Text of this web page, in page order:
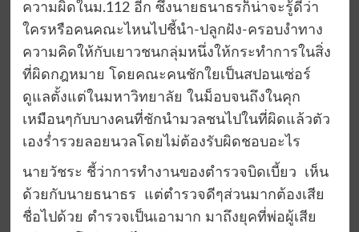
ความผิดในม.112 อีก ซึ่งนายธนาธรก็น่าจะรู้ดีว่า
ใครหรือคนคณะไหนไปชี้นำ-ปลูกฝัง-ครอบงำทาง
ความคิดให้กับเยาวชนกลุ่มหนึ่งให้กระทำการในสิ่ง
ที่ผิดกฎหมาย โดยคณะคนชักใยเป็นสปอนเซ่อร์
ดูแลตั้งแต่ในมหาวิทยาลัย ในม็อบจนถึงในคุก
เหมือนๆกับบางคนที่ชักนำมวลชนไปในที่ผิดแล้วตัว
เองร่ำรวยลอยนวลโดยไม่ต้องรับผิดชอบอะไร
นายวัชระ ชี้ว่าการทำงานของตำรวจบิดเบี้ยว เห็น
ด้วยกับนายธนาธร แต่ตำรวจดีๆส่วนมากต้องเสีย
ชื่อไปด้วย ตำรวจเป็นเอามาก มาถึงยุคที่พ่อผู้เสีย